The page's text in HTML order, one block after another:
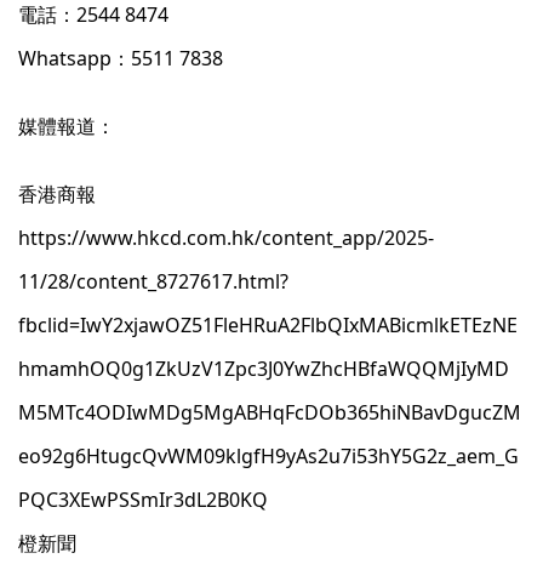
電話：2544 8474
Whatsapp：5511 7838
媒體報道：
香港商報
https://www.hkcd.com.hk/content_app/2025-
11/28/content_8727617.html?
fbclid=IwY2xjawOZ51FleHRuA2FlbQIxMABicmlkETEzNE
hmamhOQ0g1ZkUzV1Zpc3J0YwZhcHBfaWQQMjIyMD
M5MTc4ODIwMDg5MgABHqFcDOb365hiNBavDgucZM
eo92g6HtugcQvWM09klgfH9yAs2u7i53hY5G2z_aem_G
PQC3XEwPSSmIr3dL2B0KQ
橙新聞